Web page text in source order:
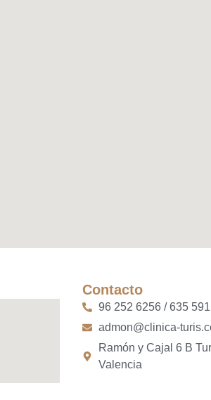
Contacto
96 252 6256 / 635
admon@clinica-
Ramón y Cajal 6 B
Valencia